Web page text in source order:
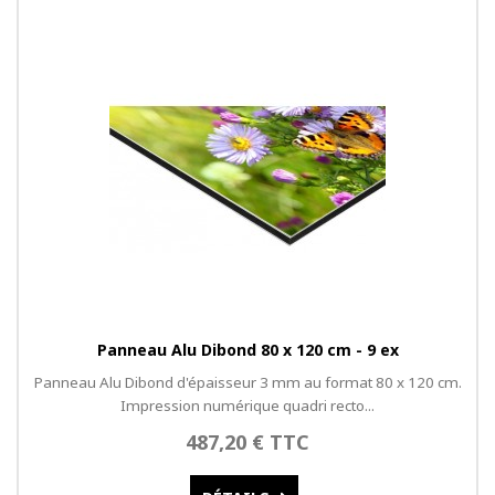
Panneau Alu Dibond 80 x 120 cm - 9 ex
Panneau Alu Dibond d'épaisseur 3 mm au format 80 x 120 cm.
Impression numérique quadri recto...
487,20 € TTC